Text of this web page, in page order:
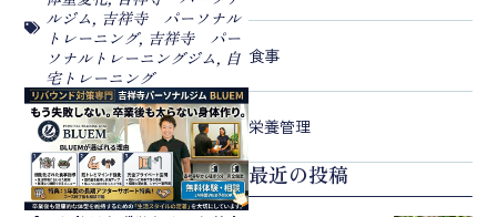
ルジム, 吉祥寺 パーソナル
トレーニング, 吉祥寺 パー
ソナルトレーニングジム, 自
宅トレーニング
食事
栄養管理
最近の投稿